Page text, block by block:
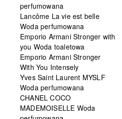
perfumowana
Lancôme La vie est belle
Woda perfumowana
Emporio Armani Stronger with
you Woda toaletowa
Emporio Armani Stronger
With You Intensely
Yves Saint Laurent MYSLF
Woda perfumowana
CHANEL COCO
MADEMOISELLE Woda